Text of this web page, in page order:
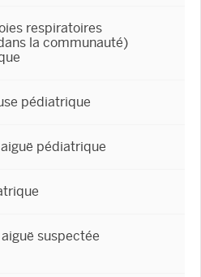
respiratoires
la communauté)
pédiatrique
pédiatrique
suspectée